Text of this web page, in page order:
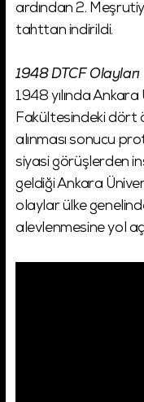
ardından 2.
tahttan indirildi.
1948 DTCF Olayları
1948 yılında
Fakültesindeki dört
alınması sonucu
siyasi görüşlerden
geldiği Ankara
olaylar ülke
alevlenmesine yol